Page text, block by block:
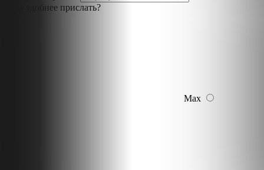
Куда удобнее прислать?
Max